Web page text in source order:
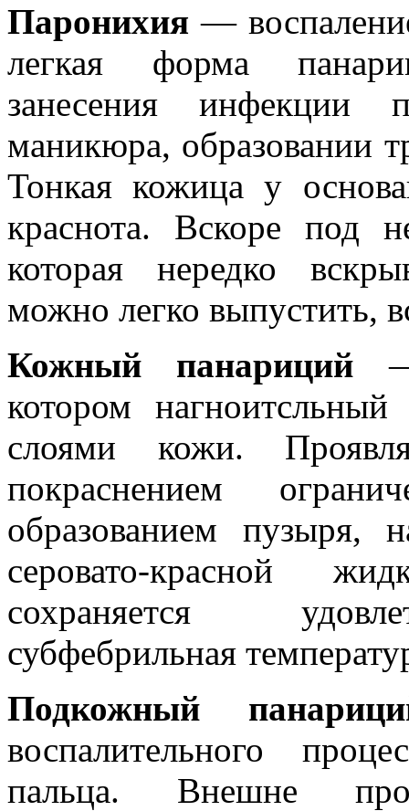
Паронихия —
легкая форма
занесения инфекции
маникюра, образовании
Тонкая кожица у
краснота. Вскоре под
которая нередко
можно легко выпустить,
Кожный панариций —
котором
слоями кожи.
покраснением
образованием пузыря,
серовато-красной
сохраняется
субфебрильная
Подкожный
воспалительного
пальца. Внешне